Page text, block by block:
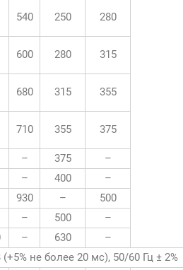
540 250 280
600 280 315
680 315 355
710 355 375
– 375
–
– 400
–
930 –
500
– 500
–
– 630
–
не более 20 мс), 50/60 Гц ± 2%